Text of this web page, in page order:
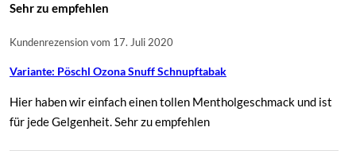
Sehr zu empfehlen
Kundenrezension vom 17. Juli 2020
Variante: Pöschl Ozona Snuff Schnupftabak
Hier haben wir einfach einen tollen Mentholgeschmack und ist
für jede Gelgenheit. Sehr zu empfehlen